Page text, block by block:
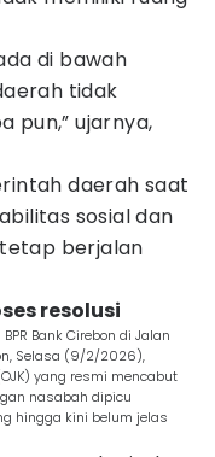
di bawah
tidak
pun,” ujarnya,
daerah saat
sosial dan
berjalan
resolusi
Bank Cirebon di Jalan
Selasa (9/2/2026),
yang resmi mencabut
nasabah dipicu
hingga kini belum jelas